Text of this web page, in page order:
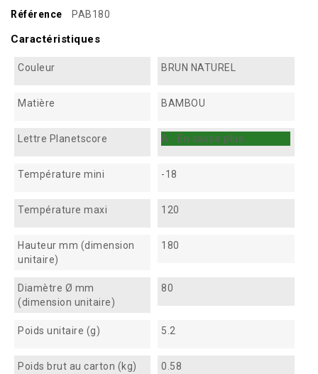
Référence PAB180
Caractéristiques
Couleur BRUN NATUREL
Matière BAMBOU
Lettre Planetscore A - En savoir plus...
Température mini -18
Température maxi 120
Hauteur mm (dimension
unitaire)
180
Diamètre Ø mm
(dimension unitaire)
80
Poids unitaire (g) 5.2
Poids brut au carton (kg) 0.58